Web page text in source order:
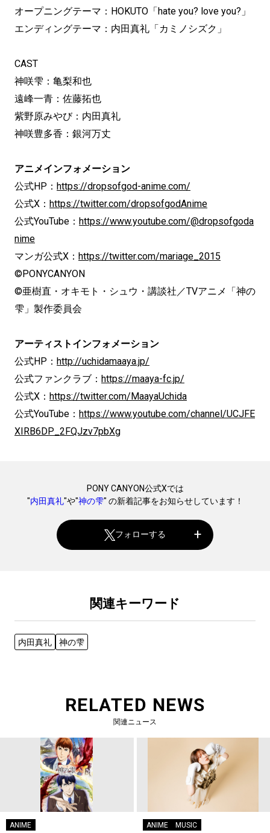
オープニングテーマ：HOKUTO「hate you? love you?」
エンディングテーマ：内田真礼「カミノシズク」
CAST
神咲雫：亀梨和也
遠峰一青：佐藤拓也
紫野原みやび：内田真礼
神咲豊多香：銀河万丈
アニメインフォメーション
公式HP： https://dropsofgod-anime.com/
公式X： https://twitter.com/dropsofgodAnime
公式YouTube： https://www.youtube.com/@dropsofgoda
nime
マンガ公式X： https://twitter.com/mariage_2015
©PONYCANYON
©亜樹直・オキモト・シュウ・講談社／TVアニメ「神の
雫」製作委員会
アーティストインフォメーション
公式HP： http://uchidamaaya.jp/
公式ファンクラブ： https://maaya-fc.jp/
公式X： https://twitter.com/MaayaUchida
公式YouTube： https://www.youtube.com/channel/UCJFE
XIRB6DP_2FQJzv7pbXg
PONY CANYON公式Xでは
"内田真礼"や"神の雫" の新着記事をお知らせしています！
フォローする
関連キーワード
内田真礼 神の雫
RELATED NEWS
関連ニュース
ANIME ANIME MUSIC